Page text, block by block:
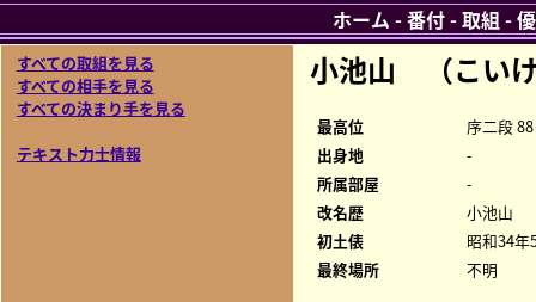
すべての取組を見る
すべての相手を見る
すべての決まり手を見る
テキスト力士情報
小池山 （こい
最高位
序二段 88
出身地
-
所属部屋
-
改名歴
小池山
初土俵
昭和34年
最終場所
不明
ホーム -番付-取組 -